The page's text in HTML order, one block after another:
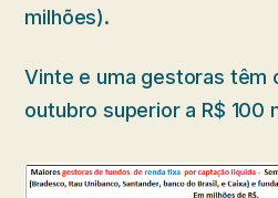
milhões).
Vinte e uma gestoras têm
outubro superior a R$ 100